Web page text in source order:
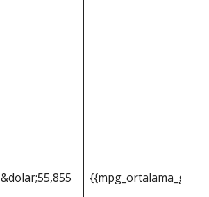
&dolar;55,855